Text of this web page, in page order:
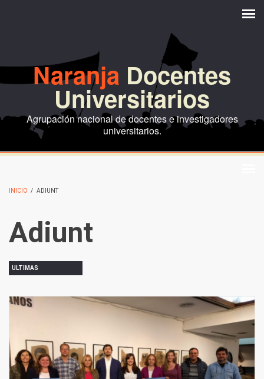
Naranja Docentes
Universitarios
Agrupación nacional de docentes e investigadores
universitarios.
INICIO / ADIUNT
Adiunt
ULTIMAS